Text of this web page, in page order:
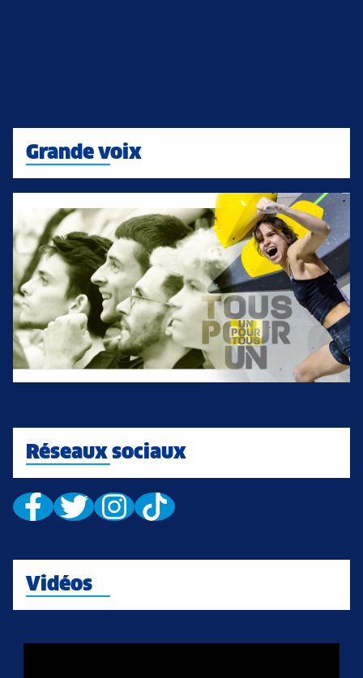
Grande voix
Réseaux sociaux
Vidéos